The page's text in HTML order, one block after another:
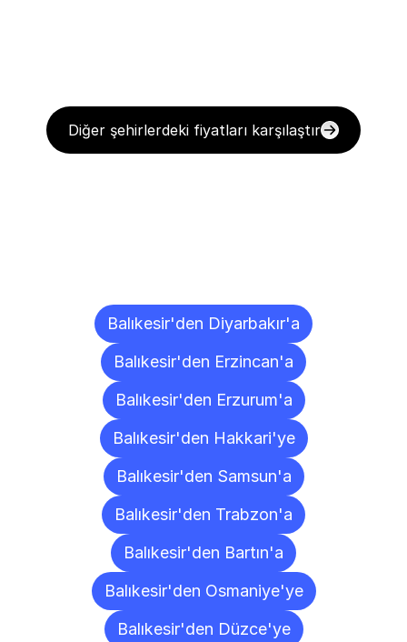
Diğer şehirlerdeki fiyatları karşılaştır
Balıkesir'den Diyarbakır'a
Balıkesir'den Erzincan'a
Balıkesir'den Erzurum'a
Balıkesir'den Hakkari'ye
Balıkesir'den Samsun'a
Balıkesir'den Trabzon'a
Balıkesir'den Bartın'a
Balıkesir'den Osmaniye'ye
Balıkesir'den Düzce'ye